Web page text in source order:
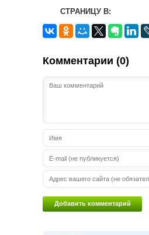
СТРАНИЦУ В:
Комментарии (0)